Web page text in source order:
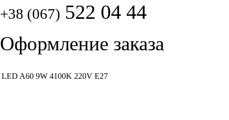
+38 (067) 522 04 44
Оформление заказа
LED A60 9W 4100K 220V E27